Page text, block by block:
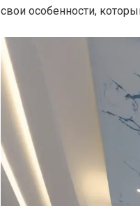
свои особенности,